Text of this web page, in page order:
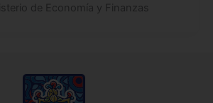
de Economía y Finanzas